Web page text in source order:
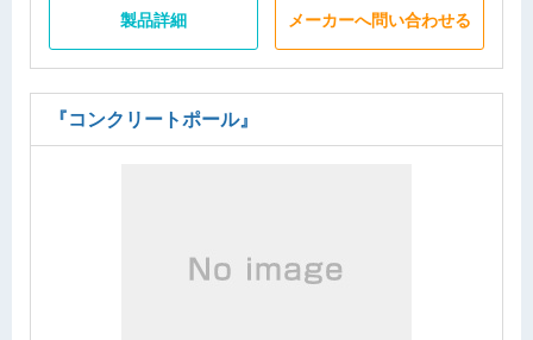
製品詳細 メーカーへ問い合わせる
『コンクリートポール』